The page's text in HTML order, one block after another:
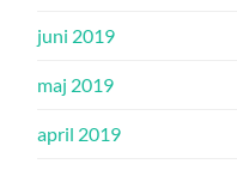
juni 2019
maj 2019
april 2019